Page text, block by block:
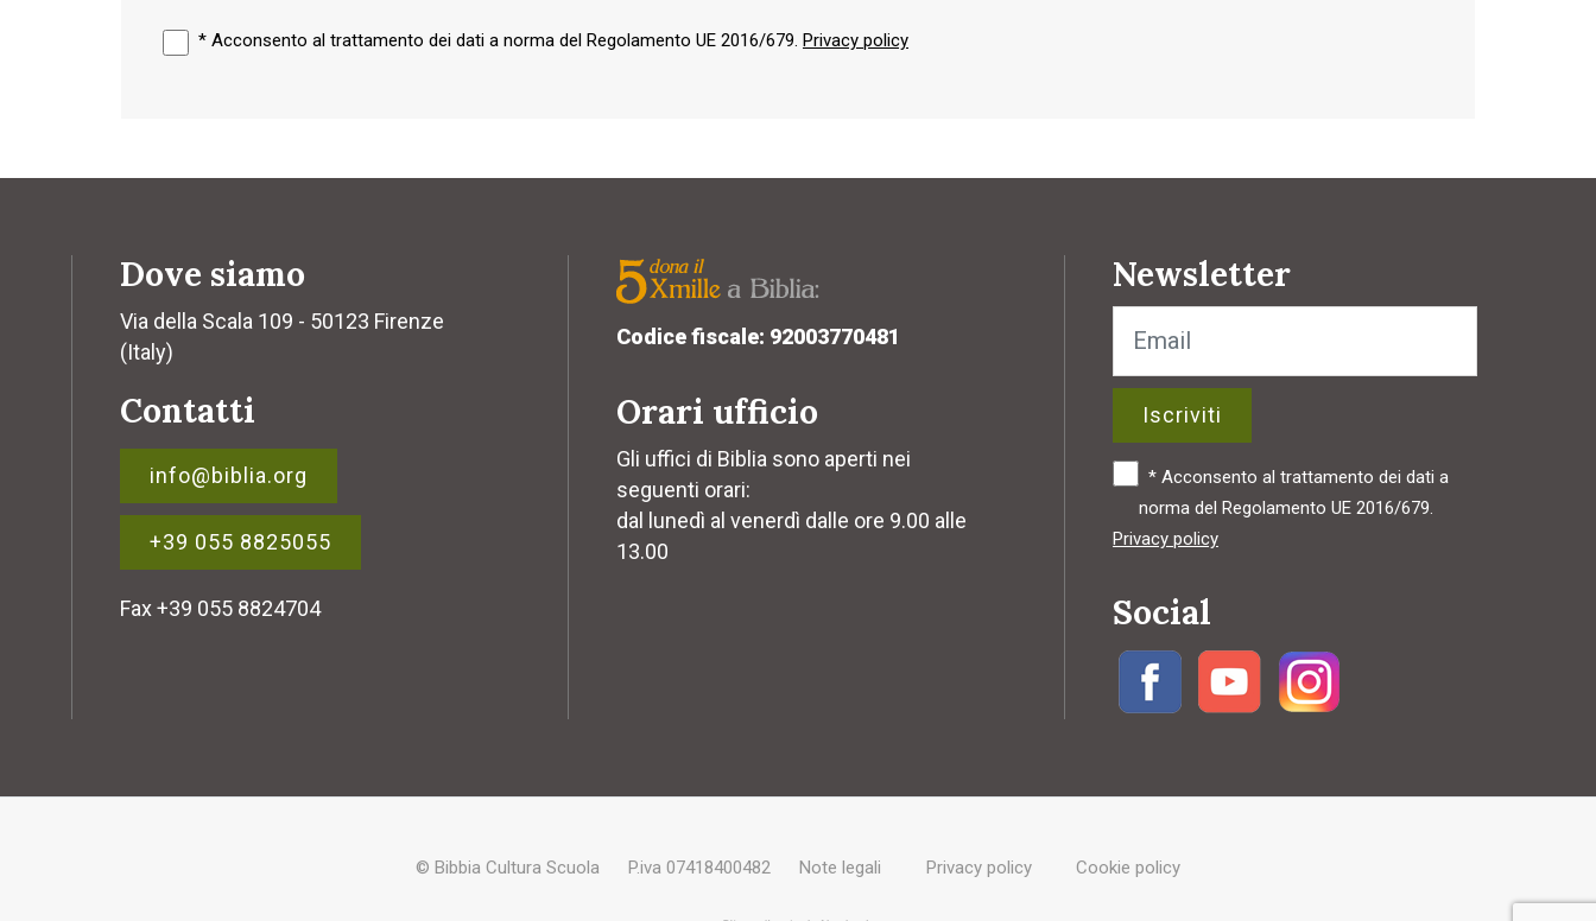
* Acconsento al trattamento dei dati a norma del Regolamento UE 2016/679. Privacy policy
Dove siamo
Via della Scala 109 - 50123 Firenze
(Italy)
Contatti
info@biblia.org
+39 055 8825055
Fax +39 055 8824704
Codice fiscale: 92003770481
Orari ufficio
Gli uffici di Biblia sono aperti nei
seguenti orari:
dal lunedì al venerdì dalle ore 9.00 alle
13.00
Newsletter
Iscriviti
* Acconsento al trattamento dei dati a
norma del Regolamento UE 2016/679.
Privacy policy
Social
© Bibbia Cultura Scuola P.iva 07418400482 Note legali Privacy policy Cookie policy